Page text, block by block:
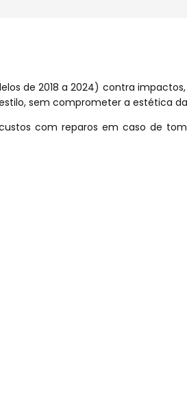
de 2018 a 2024) contra
sem comprometer a estética
com reparos em caso de